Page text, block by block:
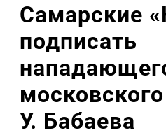
Самарские
подписать
У. Бабаева